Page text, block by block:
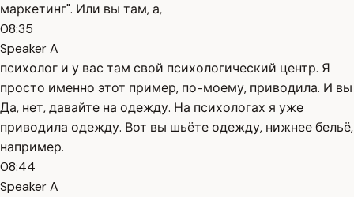
маркетинг". Или вы там, а,
08:35
Speaker A
психолог и у вас там свой психологический центр. Я
просто именно этот пример, по-моему, приводила. И вы
Да, нет, давайте на одежду. На психологах я уже
приводила одежду. Вот вы шьёте одежду, нижнее бельё,
например.
08:44
Speaker A